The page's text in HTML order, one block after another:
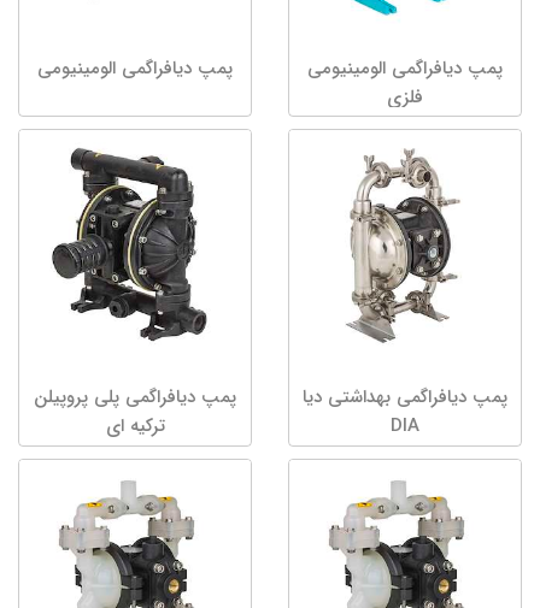
پمپ دیافراگمی الومینیومی
فلزی
پمپ دیافراگمی الومینیومی
پمپ دیافراگمی بهداشتی دیا
DIA
پمپ دیافراگمی پلی پروپیلن
ترکیه ای